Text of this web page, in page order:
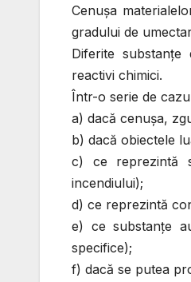
Cenuşa
gradului de
Diferite
reactivi chimici.
Într-o serie de
a) dacă cenuşa,
b) dacă obiectele
c) ce reprezintă
incendiului);
d) ce reprezintă
e) ce substanţe
specifice);
f) dacă se putea